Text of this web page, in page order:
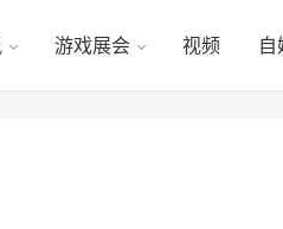
游戏展会 视频